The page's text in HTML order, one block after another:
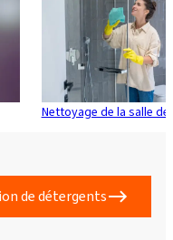
Nettoyage de la salle de
de détergents